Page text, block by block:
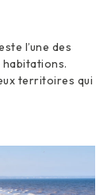
l’une des
territoires qui